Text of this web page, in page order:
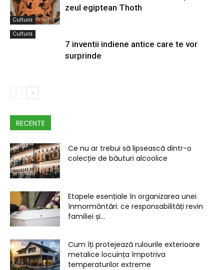
Cultura
zeul egiptean Thoth
Cultura
7 inventii indiene antice care te vor
surprinde
RECENTE
Ce nu ar trebui să lipsească dintr-o
colecție de băuturi alcoolice
Etapele esențiale în organizarea unei
înmormântări: ce responsabilități revin
familiei și...
Cum îți protejează rulourile exterioare
metalice locuința împotriva
temperaturilor extreme